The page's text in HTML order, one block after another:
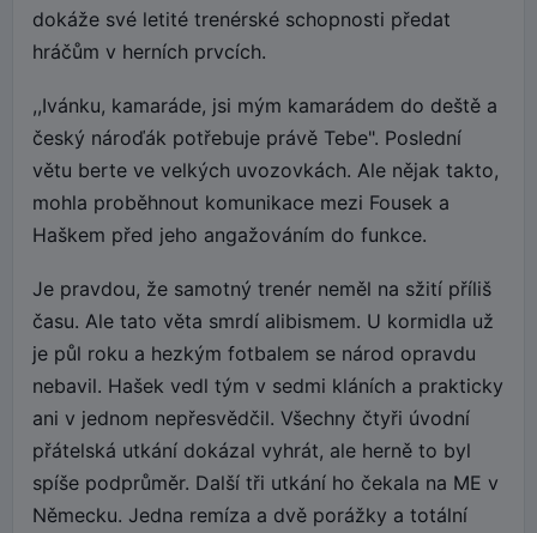
dokáže své letité trenérské schopnosti předat
hráčům v herních prvcích.
,,Ivánku, kamaráde, jsi mým kamarádem do deště a
český nároďák potřebuje právě Tebe". Poslední
větu berte ve velkých uvozovkách. Ale nějak takto,
mohla proběhnout komunikace mezi Fousek a
Haškem před jeho angažováním do funkce.
Je pravdou, že samotný trenér neměl na sžití příliš
času. Ale tato věta smrdí alibismem. U kormidla už
je půl roku a hezkým fotbalem se národ opravdu
nebavil. Hašek vedl tým v sedmi kláních a prakticky
ani v jednom nepřesvědčil. Všechny čtyři úvodní
přátelská utkání dokázal vyhrát, ale herně to byl
spíše podprůměr. Další tři utkání ho čekala na ME v
Německu. Jedna remíza a dvě porážky a totální